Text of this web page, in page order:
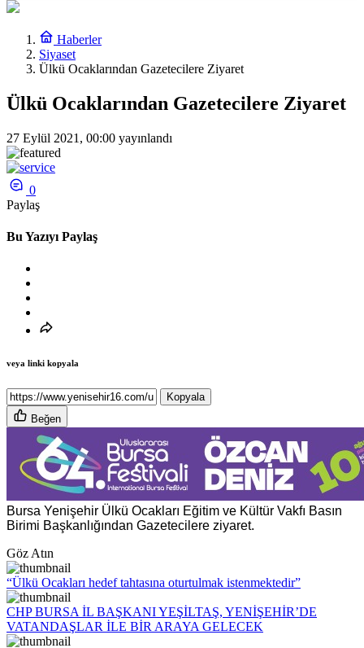
Haberler
Siyaset
Ülkü Ocaklarından Gazetecilere Ziyaret
Ülkü Ocaklarından Gazetecilere Ziyaret
27 Eylül 2021, 00:00 yayınlandı
0
Paylaş
Bu Yazıyı Paylaş
veya linki kopyala
Kopyala
Beğen
Bursa Yenişehir Ülkü Ocakları Eğitim ve Kültür Vakfı Basın
Birimi Başkanlığından Gazetecilere ziyaret.
Göz Atın
“Ülkü Ocakları hedef tahtasına oturtulmak istenmektedir”
CHP BURSA İL BAŞKANI YEŞİLTAŞ, YENİŞEHİR’DE
VATANDAŞLAR İLE BİR ARAYA GELECEK